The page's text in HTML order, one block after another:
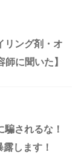
リング剤・オ
に聞いた】
されるな！
します！